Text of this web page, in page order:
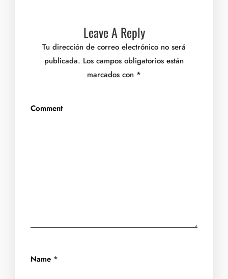
Leave A Reply
Tu dirección de correo electrónico no será
publicada. Los campos obligatorios están
marcados con *
Comment
Name *